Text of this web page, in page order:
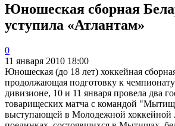
Юношеская сборная
уступила «Атлантам»
0
11 января 2010 18:00
Юношеская (до 18 лет) хоккейная
продолжающая подготовку к
дивизионе, 10 и 11 января провела два
товарищеских матча с командой
выступающей в Молодежной хоккейной